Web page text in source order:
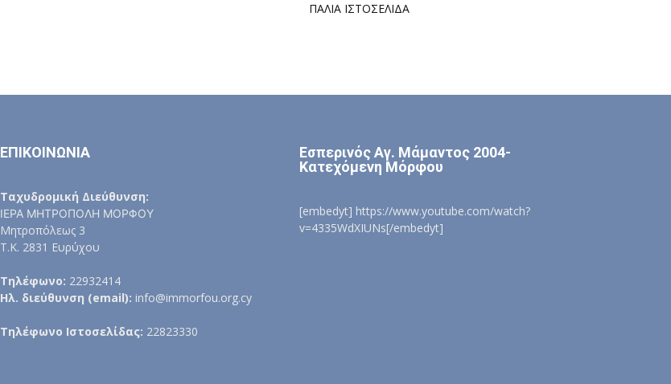
ΠΑΛΙΑ ΙΣΤΟΣΕΛΙΔΑ
ΕΠΙΚΟΙΝΩΝΙΑ
Ταχυδρομική Διεύθυνση:
ΙΕΡΑ ΜΗΤΡΟΠΟΛΗ ΜΟΡΦΟΥ
Μητροπόλεως 3
Τ.Κ. 2831 Ευρύχου
Τηλέφωνο: 22932414
Ηλ. διεύθυνση (email): info@immorfou.org.cy
Τηλέφωνο Ιστοσελίδας: 22823330
Εσπερινός Αγ. Μάμαντος 2004-
Κατεχόμενη Μόρφου
[embedyt] https://www.youtube.com/watch?
v=4335WdXIUNs[/embedyt]